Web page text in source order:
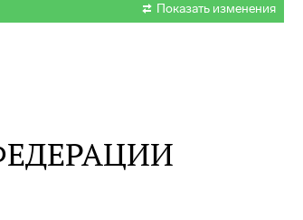
 Показать изменения